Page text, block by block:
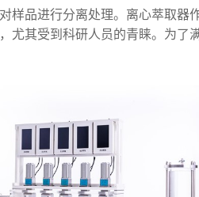
品进行分离处理。离心萃取器
尤其受到科研人员的青睐。为